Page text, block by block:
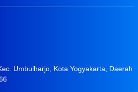
Umbulharjo, Kota Yogyakarta, Daerah